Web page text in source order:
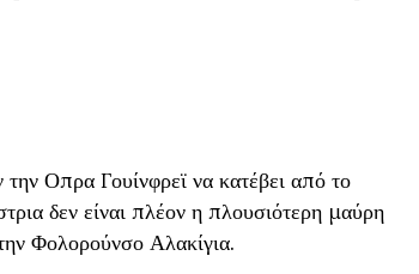
Οπρα Γουίνφρεϊ να κατέβει από το
δεν είναι πλέον η πλουσιότερη μαύρη
Φολορούνσο Αλακίγια.